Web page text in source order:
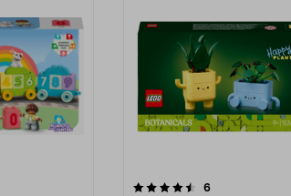
6anmeldelser
4.5 av 5 stjerner